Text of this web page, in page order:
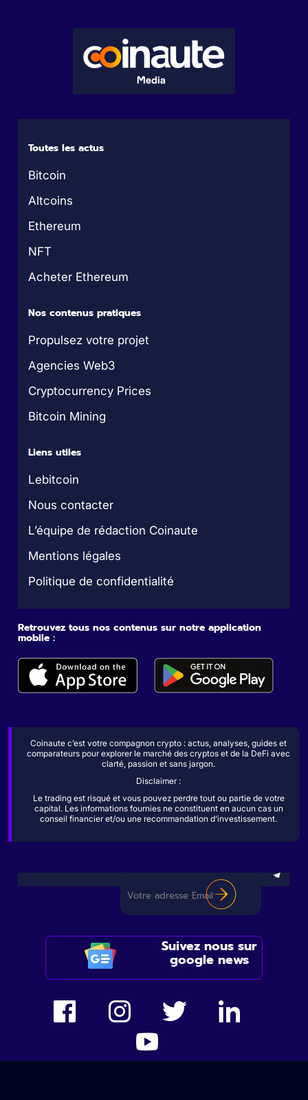
Toutes les actus
Bitcoin
Altcoins
Ethereum
NFT
Acheter Ethereum
Nos contenus pratiques
Propulsez votre projet
Agencies Web3
Cryptocurrency Prices
Bitcoin Mining
Liens utiles
Lebitcoin
Nous contacter
L’équipe de rédaction Coinaute
Mentions légales
Politique de confidentialité
Retrouvez tous nos contenus sur notre application
mobile :
Coinaute c’est votre compagnon crypto : actus, analyses, guides et
comparateurs pour explorer le marché des cryptos et de la DeFi avec
clarté, passion et sans jargon.
Disclaimer :
Le trading est risqué et vous pouvez perdre tout ou partie de votre
capital. Les informations fournies ne constituent en aucun cas un
conseil financier et/ou une recommandation d’investissement.
Suivez nous sur
google news